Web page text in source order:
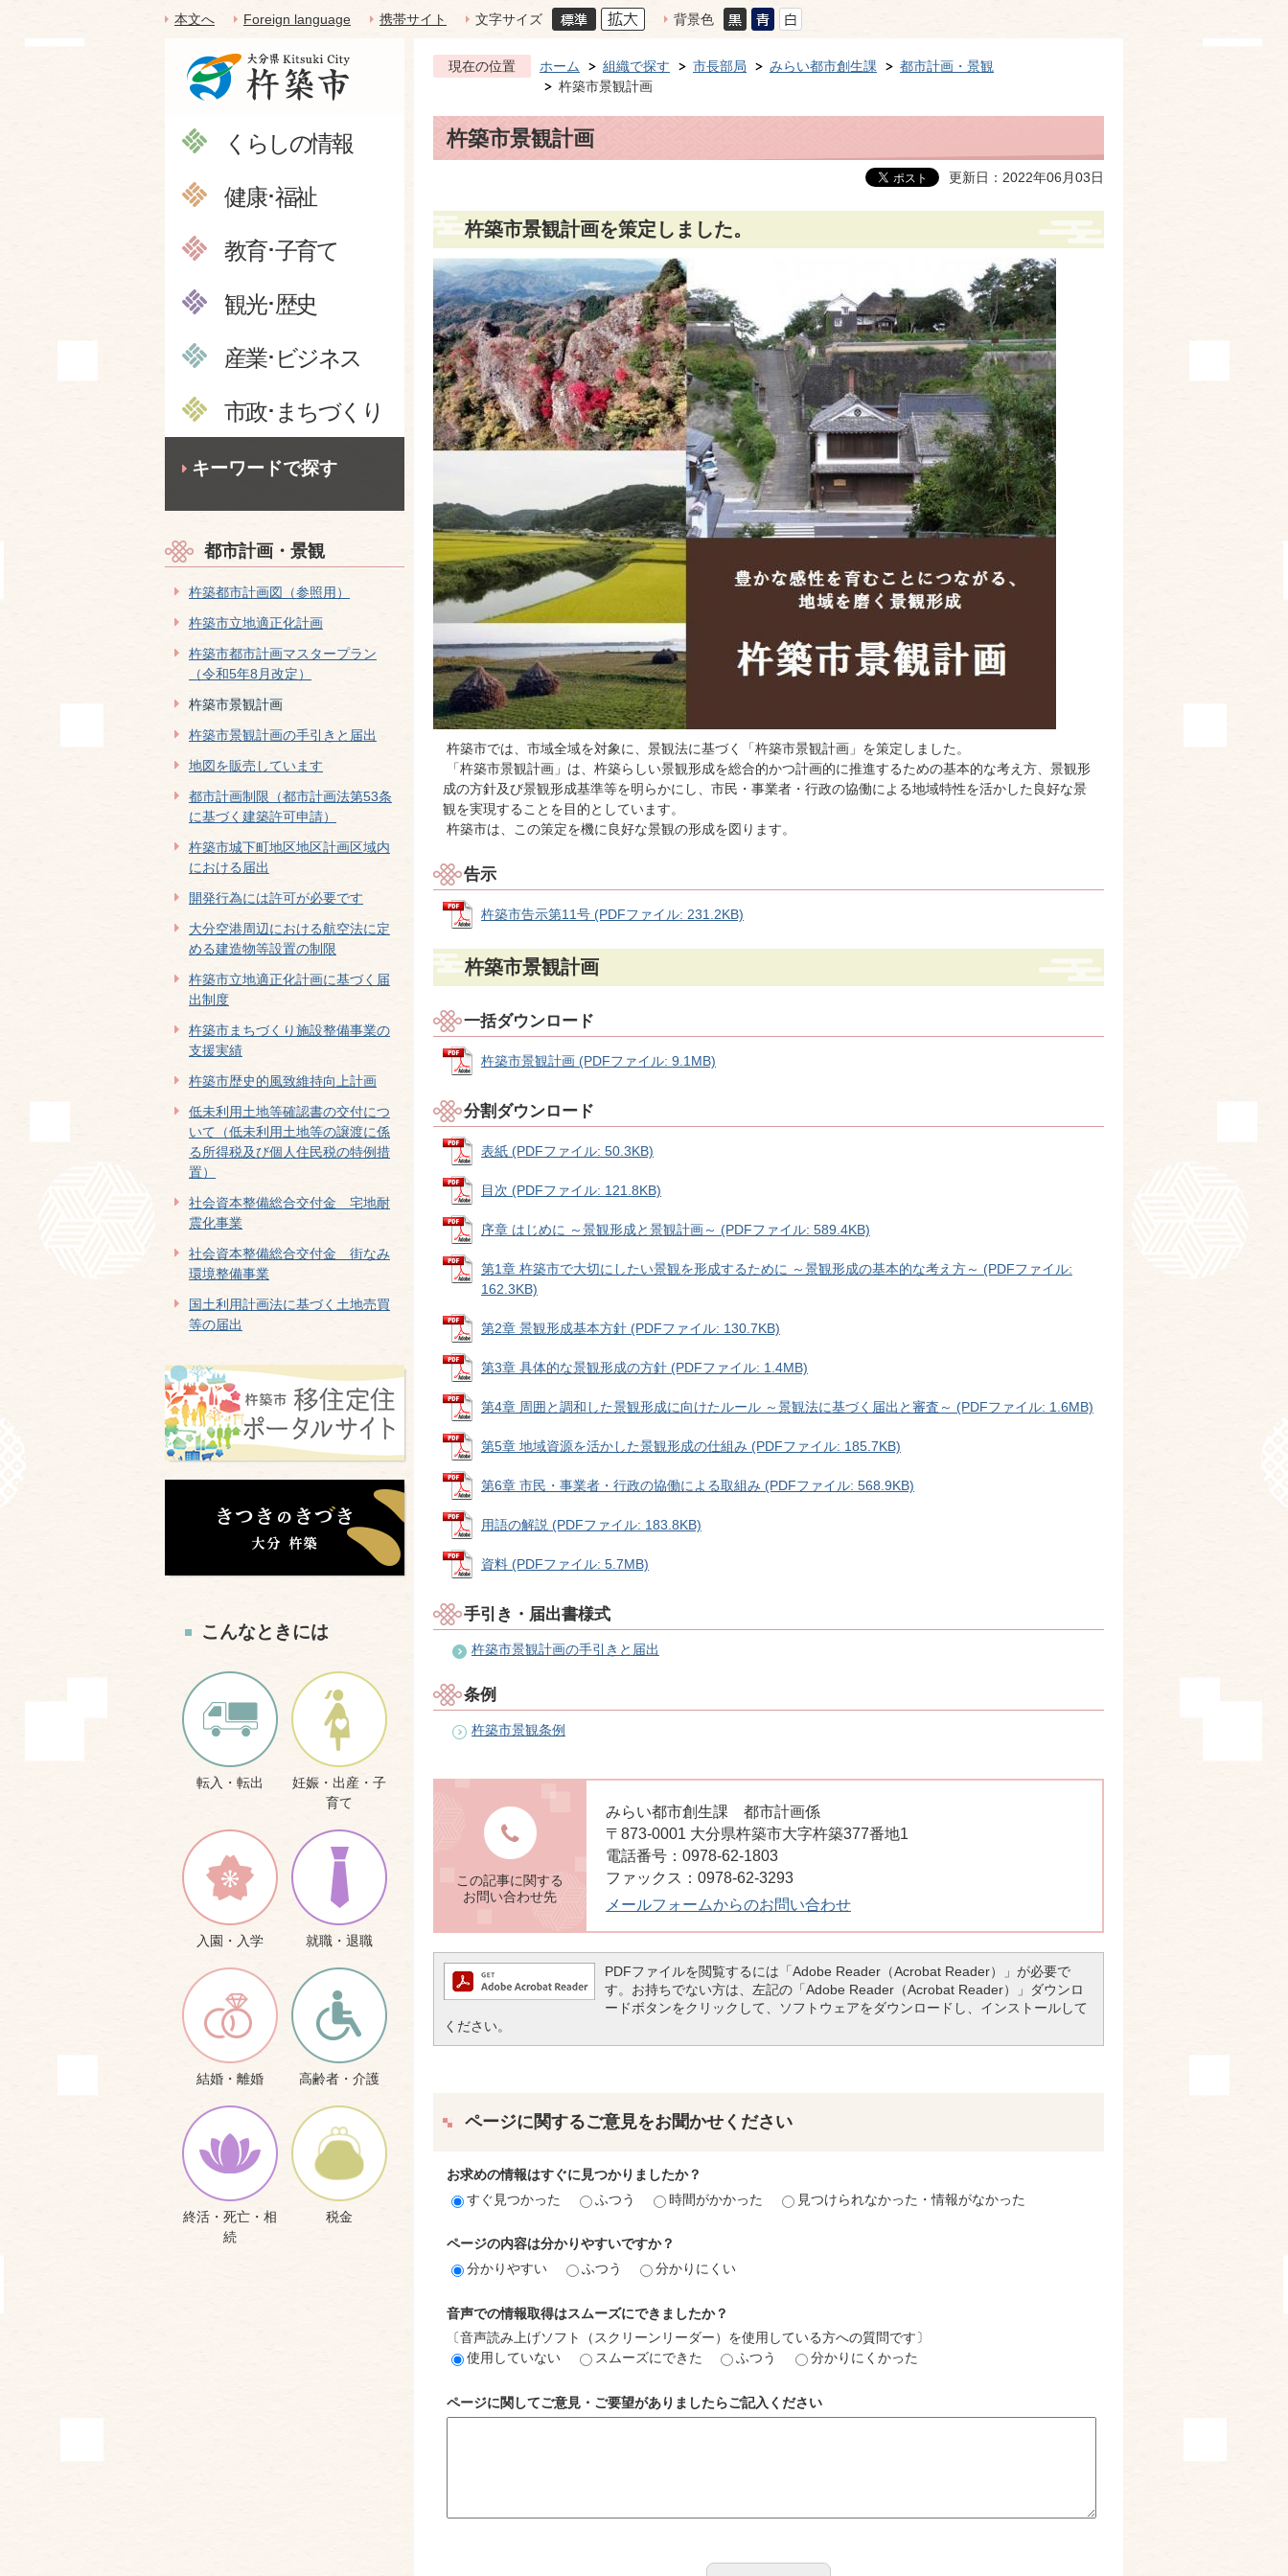
本文へ Foreign language 携帯サイト 文字サイズ 背景色
くらしの情報
健康･福祉
教育･子育て
観光･歴史
産業･ビジネス
市政･まちづくり
キーワードで探す
都市計画・景観
杵築都市計画図（参照用）
杵築市立地適正化計画
杵築市都市計画マスタープラン
（令和5年8月改定）
杵築市景観計画
杵築市景観計画の手引きと届出
地図を販売しています
都市計画制限（都市計画法第53条
に基づく建築許可申請）
杵築市城下町地区地区計画区域内
における届出
開発行為には許可が必要です
大分空港周辺における航空法に定
める建造物等設置の制限
杵築市立地適正化計画に基づく届
出制度
杵築市まちづくり施設整備事業の
支援実績
杵築市歴史的風致維持向上計画
低未利用土地等確認書の交付につ
いて（低未利用土地等の譲渡に係
る所得税及び個人住民税の特例措
置）
社会資本整備総合交付金 宅地耐
震化事業
社会資本整備総合交付金 街なみ
環境整備事業
国土利用計画法に基づく土地売買
等の届出
こんなときには
転入・転出
妊娠・出産・子
育て
入園・入学 就職・退職
結婚・離婚 高齢者・介護
終活・死亡・相
続
税金
現在の位置 ホーム 組織で探す 市長部局 みらい都市創生課
都市計画・景観
杵築市景観計画
杵築市景観計画
更新日：2022年06月03日
杵築市景観計画を策定しました。
杵築市では、市域全域を対象に、景観法に基づく「杵築市景観計画」を策定しました。
「杵築市景観計画」は、杵築らしい景観形成を総合的かつ計画的に推進するための基本的な考え方、景観形
成の方針及び景観形成基準等を明らかにし、市民・事業者・行政の協働による地域特性を活かした良好な景
観を実現することを目的としています。
杵築市は、この策定を機に良好な景観の形成を図ります。
告示
杵築市告示第11号 (PDFファイル: 231.2KB)
杵築市景観計画
一括ダウンロード
杵築市景観計画 (PDFファイル: 9.1MB)
分割ダウンロード
表紙 (PDFファイル: 50.3KB)
目次 (PDFファイル: 121.8KB)
序章 はじめに ～景観形成と景観計画～ (PDFファイル: 589.4KB)
第1章 杵築市で大切にしたい景観を形成するために ～景観形成の基本的な考え方～ (PDFファイル:
162.3KB)
第2章 景観形成基本方針 (PDFファイル: 130.7KB)
第3章 具体的な景観形成の方針 (PDFファイル: 1.4MB)
第4章 周囲と調和した景観形成に向けたルール ～景観法に基づく届出と審査～ (PDFファイル: 1.6MB)
第5章 地域資源を活かした景観形成の仕組み (PDFファイル: 185.7KB)
第6章 市民・事業者・行政の協働による取組み (PDFファイル: 568.9KB)
用語の解説 (PDFファイル: 183.8KB)
資料 (PDFファイル: 5.7MB)
手引き・届出書様式
杵築市景観計画の手引きと届出
条例
杵築市景観条例
この記事に関する
お問い合わせ先
みらい都市創生課 都市計画係
〒873-0001 大分県杵築市大字杵築377番地1
電話番号：0978-62-1803
ファックス：0978-62-3293
メールフォームからのお問い合わせ
PDFファイルを閲覧するには「Adobe Reader（Acrobat Reader）」が必要で
す。お持ちでない方は、左記の「Adobe Reader（Acrobat Reader）」ダウンロ
ードボタンをクリックして、ソフトウェアをダウンロードし、インストールして
ください。
ページに関するご意見をお聞かせください
お求めの情報はすぐに見つかりましたか？
すぐ見つかった
ふつう 時間がかかった 見つけられなかった・情報がなかった
ページの内容は分かりやすいですか？
分かりやすい
ふつう 分かりにくい
音声での情報取得はスムーズにできましたか？
〔音声読み上げソフト（スクリーンリーダー）を使用している方への質問です〕
使用していない
スムーズにできた ふつう 分かりにくかった
ページに関してご意見・ご要望がありましたらご記入ください